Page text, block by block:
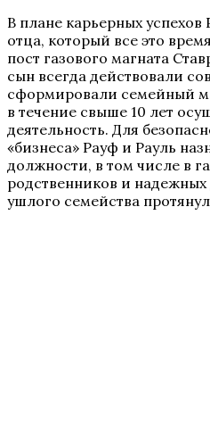
В плане карьерных
отца, который все это
пост газового магната
сын всегда действовали
сформировали семейный
в течение свыше 10 лет
деятельность. Для
«бизнеса» Рауф и Рауль
должности, в том числе в
родственников и надежных
ушлого семейства